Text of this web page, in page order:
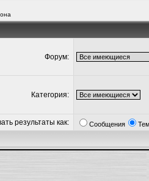
Форум:
Категория:
результаты как: Сообщения